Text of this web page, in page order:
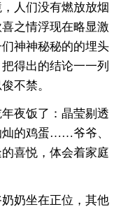
人们没有燃放放烟
之情浮现在略显激
神神秘秘的的埋头
得出的结论一一列
不禁。
夜饭了：晶莹剔透
灿的鸡蛋……爷爷、
喜悦，体会着家庭
奶坐在正位，其他